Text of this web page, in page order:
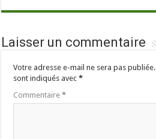
Laisser un commentaire
Votre adresse e-mail ne sera pas publiée.
sont indiqués avec*
Commentaire*